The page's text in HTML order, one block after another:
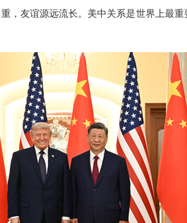
，友谊源远流长。美中关系是世界上最